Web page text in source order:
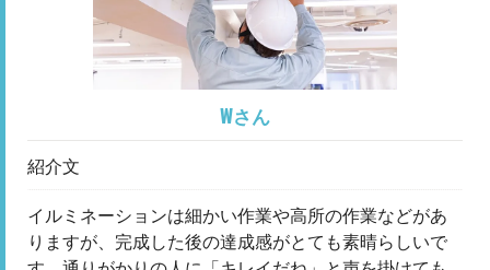
Wさん
紹介文
イルミネーションは細かい作業や高所の作業などがあ
りますが、完成した後の達成感がとても素晴らしいで